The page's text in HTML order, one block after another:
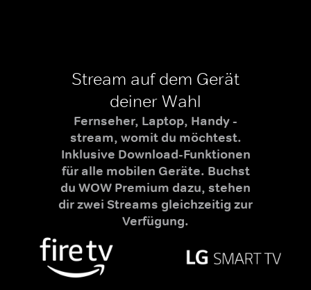
Stream auf dem Gerät
deiner Wahl
Fernseher, Laptop, Handy -
stream, womit du möchtest.
Inklusive Download-Funktionen
für alle mobilen Geräte. Buchst
du WOW Premium dazu, stehen
dir zwei Streams gleichzeitig zur
Verfügung.